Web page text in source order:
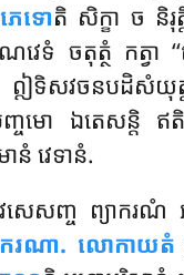
េទោតិ សិក្ខា ច និរុ
ណវេទំ ចតុត្ថំ កត្វ
សវចនបដិសំយុត្ត
មោ ឯតេសន្តិ ឥ
វេទានំ.
េសញ្ច ព្យាករណំ អ
ករណា. លោកាយតំ